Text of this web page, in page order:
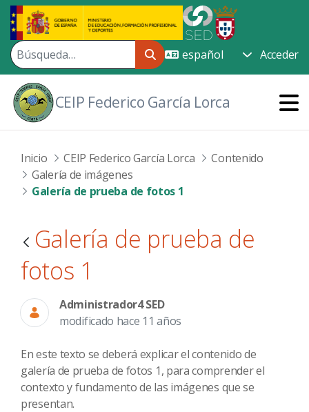
Saltar al contenido principal
Acceder
CEIP Federico García Lorca
Inicio CEIP Federico García Lorca
Contenido
Galería de imágenes
Galería de prueba de fotos 1
Galería de prueba de
fotos 1
Administrador4 SED
modificado hace 11 años
En este texto se deberá explicar el contenido de
galería de prueba de fotos 1, para comprender el
contexto y fundamento de las imágenes que se
presentan.